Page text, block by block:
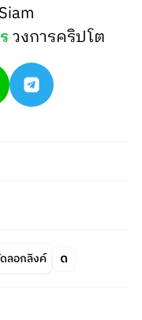
วงการคริปโต
ลอกลิงค์